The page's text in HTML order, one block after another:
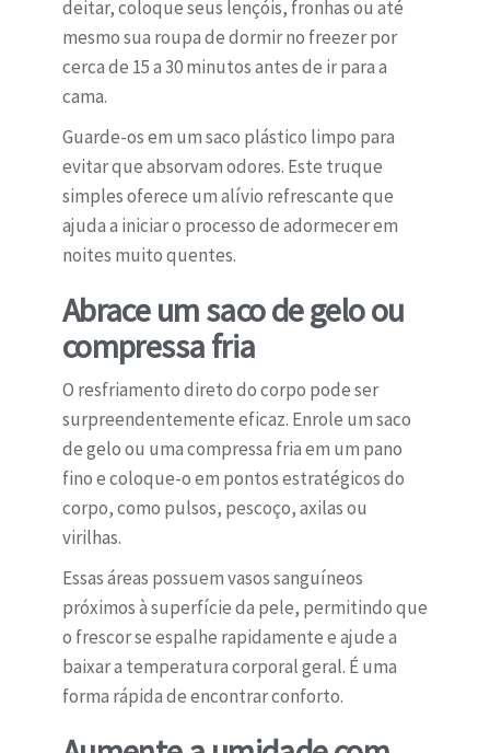
deitar, coloque seus lençóis, fronhas ou até
mesmo sua roupa de dormir no freezer por
cerca de 15 a 30 minutos antes de ir para a
cama.
Guarde-os em um saco plástico limpo para
evitar que absorvam odores. Este truque
simples oferece um alívio refrescante que
ajuda a iniciar o processo de adormecer em
noites muito quentes.
Abrace um saco de gelo ou
compressa fria
O resfriamento direto do corpo pode ser
surpreendentemente eficaz. Enrole um saco
de gelo ou uma compressa fria em um pano
fino e coloque-o em pontos estratégicos do
corpo, como pulsos, pescoço, axilas ou
virilhas.
Essas áreas possuem vasos sanguíneos
próximos à superfície da pele, permitindo que
o frescor se espalhe rapidamente e ajude a
baixar a temperatura corporal geral. É uma
forma rápida de encontrar conforto.